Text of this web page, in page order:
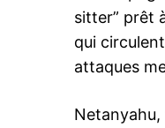
sitter” prêt
qui
attaques